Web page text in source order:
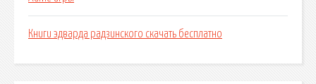
Книги эдварда радзинского скачать бесплатно